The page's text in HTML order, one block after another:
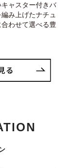
ャスター付きバ
み上げたナチュ
わせて選べる豊